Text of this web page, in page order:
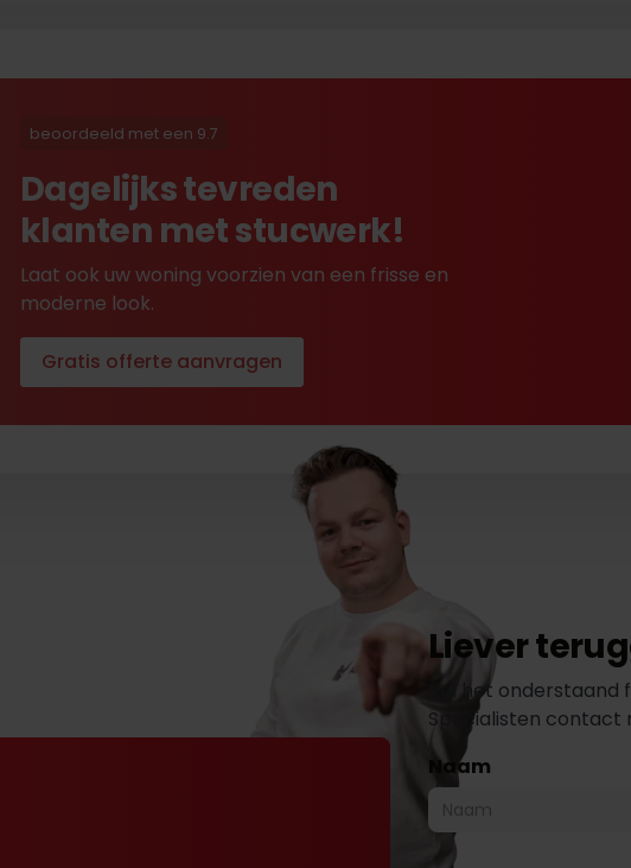
beoordeeld met een 9.7
Dagelijks tevreden
klanten met stucwerk!
Laat ook uw woning voorzien van een frisse en
moderne look.
Gratis offerte aanvragen
Liever
Vul het
Specialisten contact
Naam